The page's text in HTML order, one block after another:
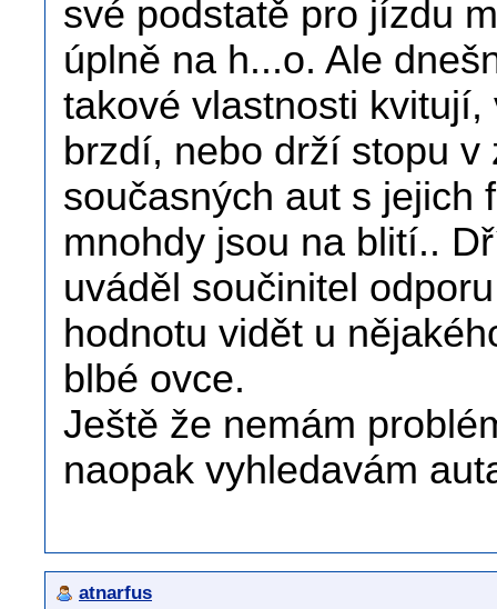
své podstatě pro jízdu
úplně na h...o. Ale
takové vlastnosti
brzdí, nebo drží stopu
současných aut s jejich
mnohdy jsou na blití..
uváděl součinitel
hodnotu vidět u
blbé ovce.
Ještě že nemám
naopak vyhledavám
atnarfus